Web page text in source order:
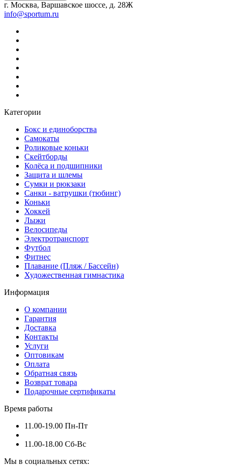
г. Москва, Варшавское шоссе, д. 28Ж
info@sportum.ru
Категории
Бокс и единоборства
Самокаты
Роликовые коньки
Скейтборды
Колёса и подшипники
Защита и шлемы
Сумки и рюкзаки
Санки - ватрушки (тюбинг)
Коньки
Хоккей
Лыжи
Велосипеды
Электротранспорт
Футбол
Фитнес
Плавание (Пляж / Бассейн)
Художественная гимнастика
Информация
О компании
Гарантия
Доставка
Контакты
Услуги
Оптовикам
Оплата
Обратная связь
Возврат товара
Подарочные сертификаты
Время работы
11.00-19.00 Пн-Пт
11.00-18.00 Сб-Вс
Мы в социальных сетях: